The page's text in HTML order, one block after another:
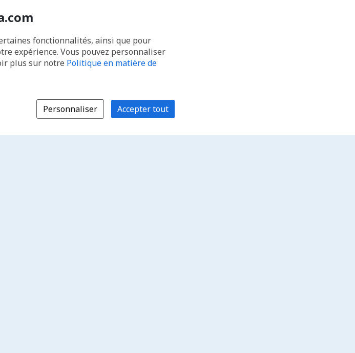
fonctionnalités, ainsi que pour
expérience. Vous pouvez personnaliser
plus sur notre Politique en matière de
Personnaliser Accepter tout